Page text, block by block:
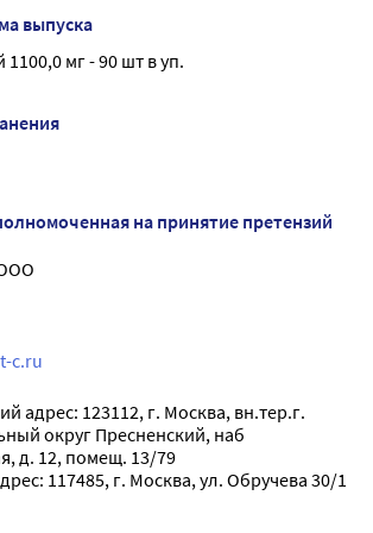
тканей
кожи, волос и ногтей
работы суставов
или плоскоцилиндрические белого
цвета.
(±15 %) 33?% рекомендуемого?/
мг 23?% рекомендуемого?/
суточного потребления
менее 220,0 мг -
022/2011 «Пищевая продукция в части
санитарно-эпидемиологическим и
к продукции (товарам),
эпидемиологическому надзору
II, раздел 1, Приложение 5).
выпуска
мг - 90 шт в уп.
на принятие претензий
c.ru
адрес: 123112, г. Москва, вн.тер.г.
округ Пресненский, наб
д. 12, помещ. 13/79
117485, г. Москва, ул. Обручева 30/1